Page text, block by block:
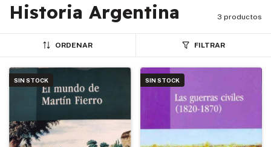
Historia Argentina 3 productos
ORDENAR FILTRAR
SIN STOCK SIN STOCK